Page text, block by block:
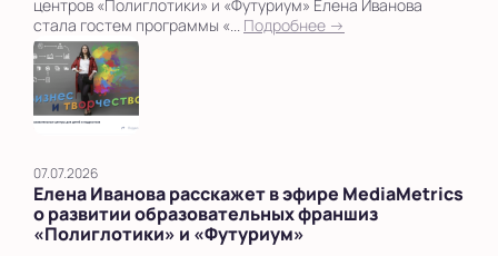
центров «Полиглотики» и «Футуриум» Елена Иванова
стала гостем программы «... Подробнее →
07.07.2026
Елена Иванова расскажет в эфире MediaMetrics
о развитии образовательных франшиз
«Полиглотики» и «Футуриум»